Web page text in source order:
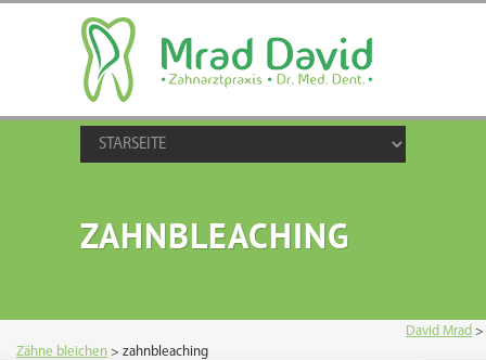
ZAHNBLEACHING
David Mrad >
Zähne bleichen > zahnbleaching